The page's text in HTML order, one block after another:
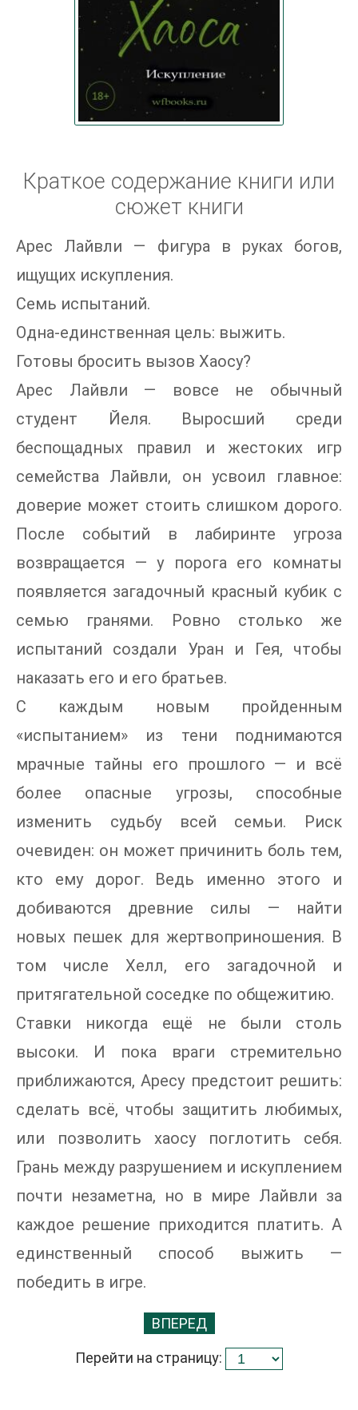
Краткое содержание книги или
сюжет книги
Арес Лайвли — фигура в руках богов,
ищущих искупления.
Семь испытаний.
Одна-единственная цель: выжить.
Готовы бросить вызов Хаосу?
Арес Лайвли — вовсе не обычный
студент Йеля. Выросший среди
беспощадных правил и жестоких игр
семейства Лайвли, он усвоил главное:
доверие может стоить слишком дорого.
После событий в лабиринте угроза
возвращается — у порога его комнаты
появляется загадочный красный кубик с
семью гранями. Ровно столько же
испытаний создали Уран и Гея, чтобы
наказать его и его братьев.
С каждым новым пройденным
«испытанием» из тени поднимаются
мрачные тайны его прошлого — и всё
более опасные угрозы, способные
изменить судьбу всей семьи. Риск
очевиден: он может причинить боль тем,
кто ему дорог. Ведь именно этого и
добиваются древние силы — найти
новых пешек для жертвоприношения. В
том числе Хелл, его загадочной и
притягательной соседке по общежитию.
Ставки никогда ещё не были столь
высоки. И пока враги стремительно
приближаются, Аресу предстоит решить:
сделать всё, чтобы защитить любимых,
или позволить хаосу поглотить себя.
Грань между разрушением и искуплением
почти незаметна, но в мире Лайвли за
каждое решение приходится платить. А
единственный способ выжить —
победить в игре.
ВПЕРЕД
Перейти на страницу: